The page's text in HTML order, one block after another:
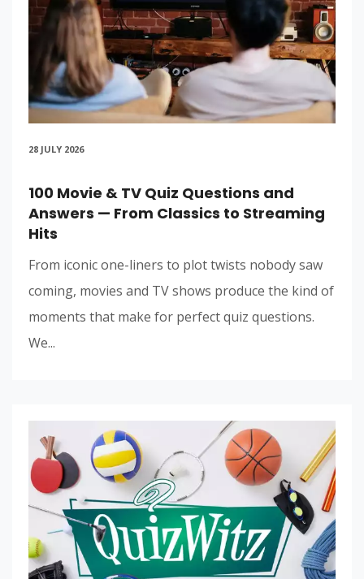
28 JULY 2026
100 Movie & TV Quiz Questions and
Answers — From Classics to Streaming
Hits
From iconic one-liners to plot twists nobody saw
coming, movies and TV shows produce the kind of
moments that make for perfect quiz questions.
We...